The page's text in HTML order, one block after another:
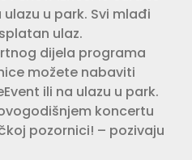
u park. Svi mlađi
ulaz.
dijela programa
možete nabaviti
ili na ulazu u park.
koncertu
pozornici! – pozivaju